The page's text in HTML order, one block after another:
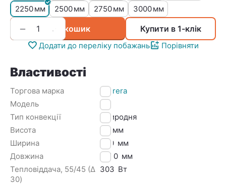
2250мм 2500мм 2750мм 3000мм
+
− У кошик Купити в 1-клік
Додати до переліку побажань Порівняти
Властивості
Торгова марка
Carrera
Модель
M
Тип конвекції
Природня
Висота
65 мм
Ширина
230 мм
Довжина
2250 мм
Тепловіддача, 55/45 (Δ
30)
303 Вт